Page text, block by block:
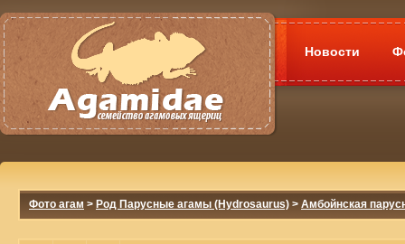
Новости
Фото агам > Род Парусные агамы (Hydrosaurus) > Амбойнская